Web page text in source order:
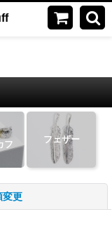
フ
フェザー
変更